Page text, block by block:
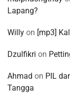
Lapang?
Willy on [mp3]
Dzulfikri on
Ahmad on PIL
Tangga